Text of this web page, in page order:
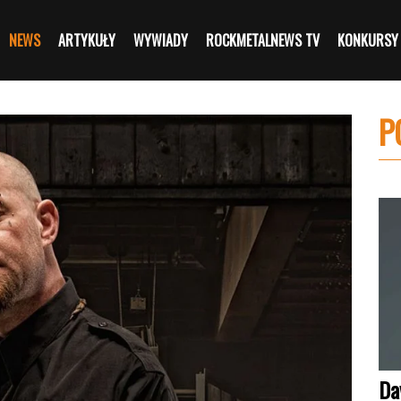
NEWS ARTYKUŁY WYWIADY ROCKMETALNEWS TV KONKURSY